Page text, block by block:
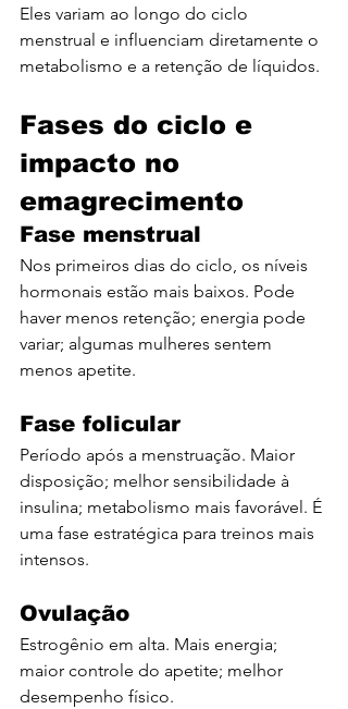
Eles variam ao longo do ciclo
menstrual e influenciam diretamente o
metabolismo e a retenção de líquidos.
Fases do ciclo e
impacto no
emagrecimento
Fase menstrual
Nos primeiros dias do ciclo, os níveis
hormonais estão mais baixos. Pode
haver menos retenção; energia pode
variar; algumas mulheres sentem
menos apetite.
Fase folicular
Período após a menstruação. Maior
disposição; melhor sensibilidade à
insulina; metabolismo mais favorável. É
uma fase estratégica para treinos mais
intensos.
Ovulação
Estrogênio em alta. Mais energia;
maior controle do apetite; melhor
desempenho físico.